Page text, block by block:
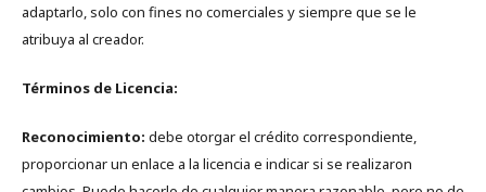
adaptarlo, solo con fines no comerciales y siempre que se le
atribuya al creador.
Términos de Licencia:
Reconocimiento: debe otorgar el crédito correspondiente,
proporcionar un enlace a la licencia e indicar si se realizaron